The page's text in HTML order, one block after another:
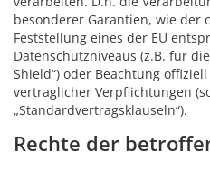
besonderer Garantien, wie der
Feststellung eines der EU
Datenschutzniveaus (z.B. für
Shield“) oder Beachtung
vertraglicher Verpflichtungen
„Standardvertragsklauseln“).
Rechte der